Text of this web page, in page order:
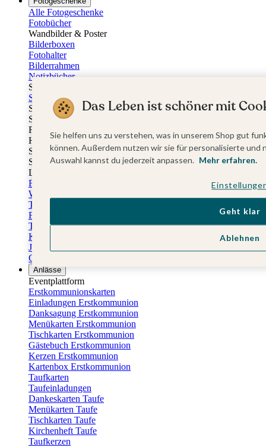
Alle Fotogeschenke
Fotobücher
Wandbilder & Poster
Bilderboxen
Fotohalter
Bilderrahmen
Notizbücher
Stoffeinband mit Foto
Softcover mit Foto
Stoffeinband mit Veredelung
Softcover mit Veredelung
Fotobücher
Hardcover
Softcover
Stoffeinband
Layflat
Fotokalender
Wandkalender
Tischkalender
Familienkalender
Terminkalender
Küchenkalender
Jahresplaner
Geburtstagskalender
Anlässe
Eventplattform
Erstkommunionskarten
Einladungen Erstkommunion
Danksagung Erstkommunion
Menükarten Erstkommunion
Tischkarten Erstkommunion
Gästebuch Erstkommunion
Kerzen Erstkommunion
Kartenbox Erstkommunion
Taufkarten
Taufeinladungen
Dankeskarten Taufe
Menükarten Taufe
Tischkarten Taufe
Kirchenheft Taufe
Taufkerzen
Das Leben ist schöner mit
Sie helfen uns zu verstehen, was in unserem Shop gut
können. Außerdem nutzen wir sie für personalisierte
Auswahl kannst du jederzeit anpassen. Mehr erfahren.
Ablehnen
Geht klar